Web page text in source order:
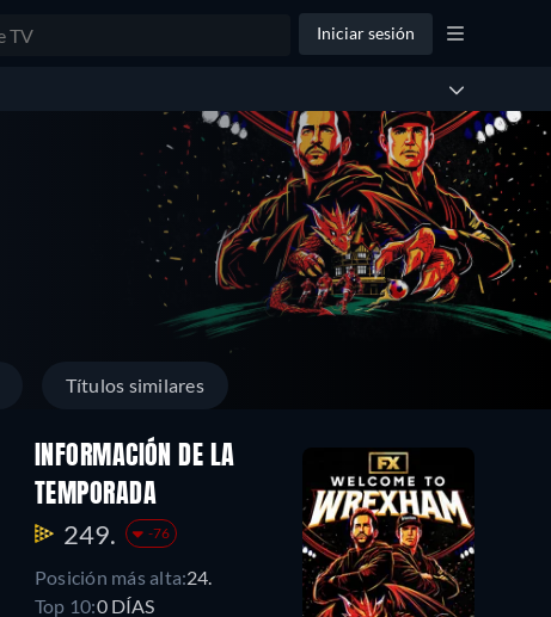
Iniciar sesión
Títulos similares
INFORMACIÓN DE LA
TEMPORADA
249. -76
Posición más alta:24.
Top 10:0 DÍAS